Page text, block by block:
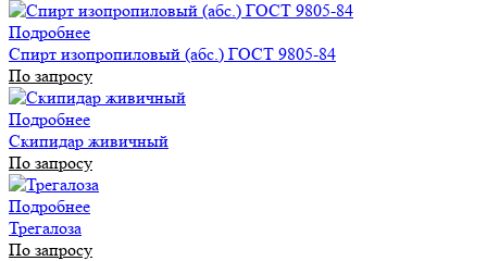
Подробнее
Спирт изопропиловый (абс.) ГОСТ 9805-84
По запросу
Подробнее
Скипидар живичный
По запросу
Подробнее
Трегалоза
По запросу